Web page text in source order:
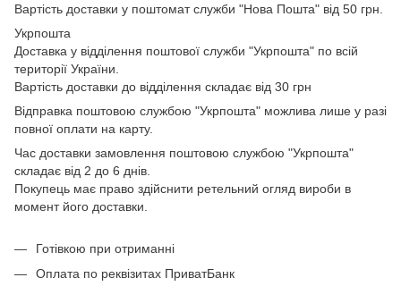
Вартість доставки у поштомат служби "Нова Пошта" від 50 грн.
Укрпошта
Доставка у відділення поштової служби "Укрпошта" по всій
території України.
Вартість доставки до відділення складає від 30 грн
Відправка поштовою службою "Укрпошта" можлива лише у разі
повної оплати на карту.
Час доставки замовлення поштовою службою "Укрпошта"
складає від 2 до 6 днів.
Покупець має право здійснити ретельний огляд вироби в
момент його доставки.
Готівкою при отриманні
Оплата по реквізитах ПриватБанк